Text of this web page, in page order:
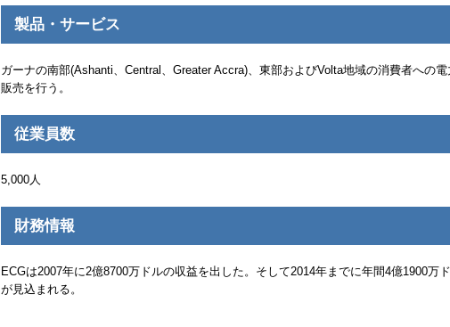
製品・サービス
ガーナの南部(Ashanti、Central、Greater Accra)、東部およびVolta地域の消費者への電
販売を行う。
従業員数
5,000人
財務情報
ECGは2007年に2億8700万ドルの収益を出した。そして2014年までに年間4億1900万
が見込まれる。